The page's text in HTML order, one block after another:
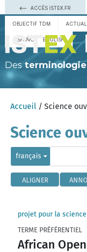
ACCÈS ISTEX.FR
OBJECTIF TDM
ESPAÑOL ENGLISH
Des
Accueil / Science
Science
français
ALIGNER
projet pour la
TERME PRÉFÉRENTIEL
African